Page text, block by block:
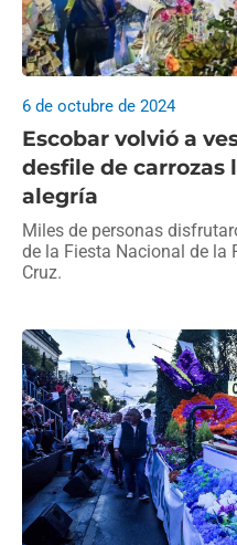
Escobar volvió a
desfile de carrozas
alegría
6 de octubre de 2024
Miles de personas
de la Fiesta Nacional de la
Cruz.